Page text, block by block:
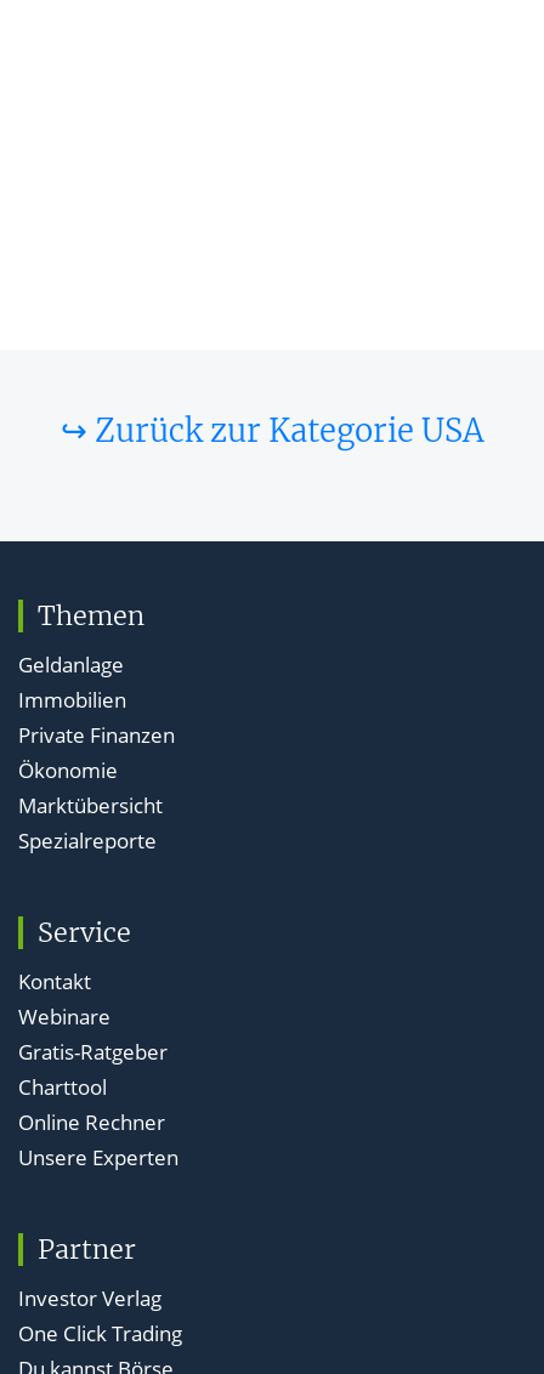
↪ Zurück zur Kategorie USA
Themen
Geldanlage
Immobilien
Private Finanzen
Ökonomie
Marktübersicht
Spezialreporte
Service
Kontakt
Webinare
Gratis-Ratgeber
Charttool
Online Rechner
Unsere Experten
Partner
Investor Verlag
One Click Trading
Du kannst Börse